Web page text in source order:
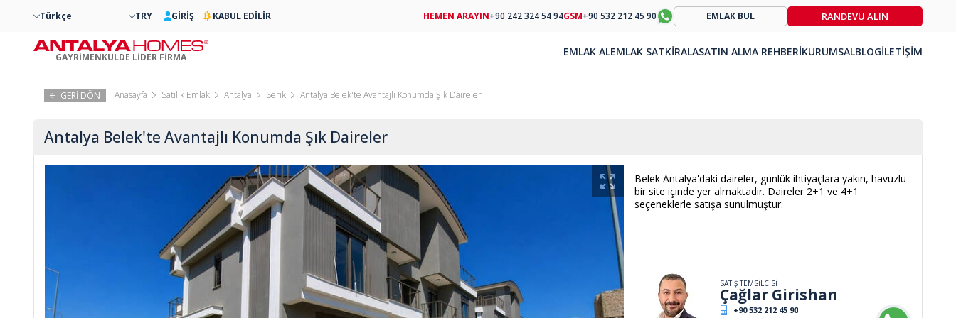
GERİ DÖN Anasayfa Satılık Emlak Antalya Serik Antalya Belek'te Avantajlı Konumda Şık Daireler
Antalya Belek'te Avantajlı Konumda Şık Daireler
Belek Antalya'daki daireler, günlük ihtiyaçlara yakın, havuzlu
bir site içinde yer almaktadır. Daireler 2+1 ve 4+1
seçeneklerle satışa sunulmuştur.
SATIŞ TEMSİLCİSİ
Çağlar Girishan
+90 532 212 45 90
Türkçe TRY GİRİŞ KABUL EDİLİR
GAYRİMENKULDE LİDER FİRMA
HEMEN ARAYIN+90 242 324 54 94GSM+90 532 212 45 90 EMLAK BUL RANDEVU ALIN
EMLAK ALEMLAK SATKİRALASATIN ALMA REHBERİKURUMSALBLOGİLETİŞİM